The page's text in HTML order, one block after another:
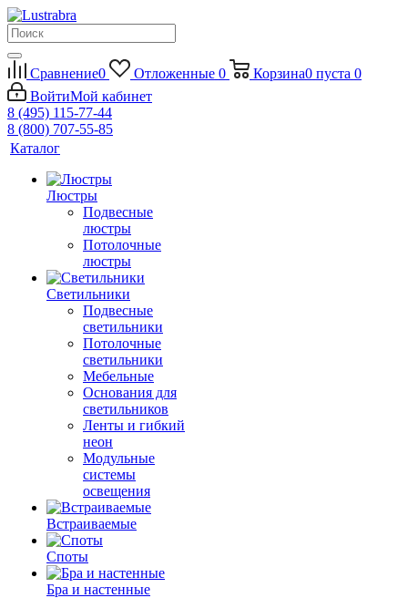
Сравнение0 Отложенные 0 Корзина0 пуста 0
ВойтиМой кабинет
8 (495) 115-77-44
8 (800) 707-55-85
Каталог
Люстры
Подвесные
люстры
Потолочные
люстры
Светильники
Подвесные
светильники
Потолочные
светильники
Мебельные
Основания для
светильников
Ленты и гибкий
неон
Модульные
системы
освещения
Встраиваемые
Споты
Бра и настенные